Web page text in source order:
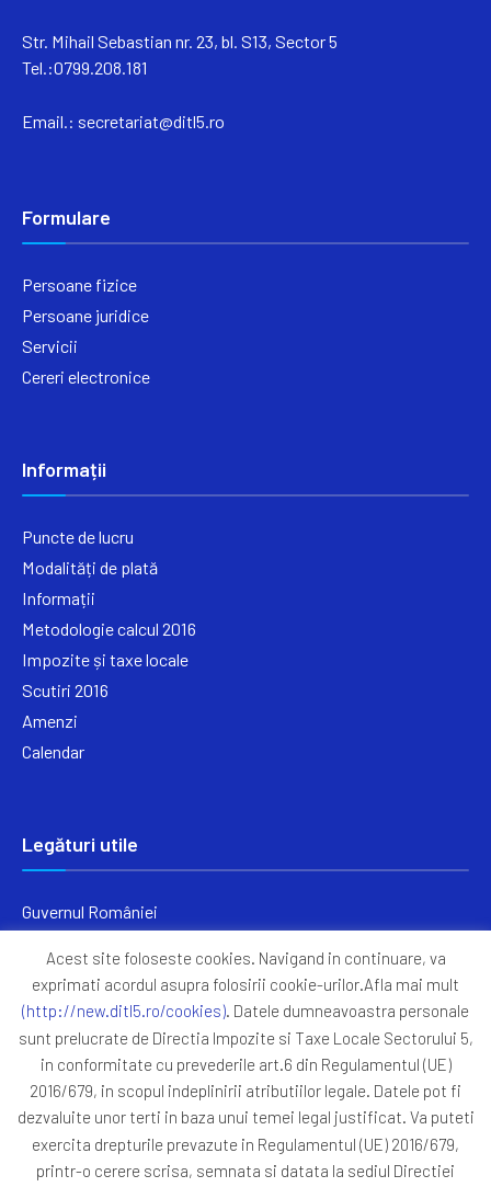
Str. Mihail Sebastian nr. 23, bl. S13, Sector 5
Tel.:0799.208.181
Email.: secretariat@ditl5.ro
Formulare
Persoane fizice
Persoane juridice
Servicii
Cereri electronice
Informații
Puncte de lucru
Modalități de plată
Informații
Metodologie calcul 2016
Impozite și taxe locale
Scutiri 2016
Amenzi
Calendar
Legături utile
Guvernul României
Primăria Sectorul 5
ANAF
Protocoale
GDPR
Harta Site
Acest site foloseste cookies. Navigand in continuare, va
exprimati acordul asupra folosirii cookie-urilor.Afla mai mult
(http://new.ditl5.ro/cookies). Datele dumneavoastra personale
sunt prelucrate de Directia Impozite si Taxe Locale Sectorului 5,
in conformitate cu prevederile art.6 din Regulamentul (UE)
2016/679, in scopul indeplinirii atributiilor legale. Datele pot fi
dezvaluite unor terti in baza unui temei legal justificat. Va puteti
exercita drepturile prevazute in Regulamentul (UE) 2016/679,
printr-o cerere scrisa, semnata si datata la sediul Directiei